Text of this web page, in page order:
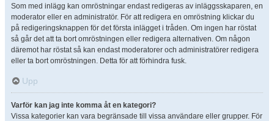
Som med inlägg kan omröstningar endast redigeras av inläggsskaparen, en
moderator eller en administratör. För att redigera en omröstning klickar du
på redigeringsknappen för det första inlägget i tråden. Om ingen har röstat
så går det att ta bort omröstningen eller redigera alternativen. Om någon
däremot har röstat så kan endast moderatorer och administratörer redigera
eller ta bort omröstningen. Detta för att förhindra fusk.
Upp
Varför kan jag inte komma åt en kategori?
Vissa kategorier kan vara begränsade till vissa användare eller grupper. För